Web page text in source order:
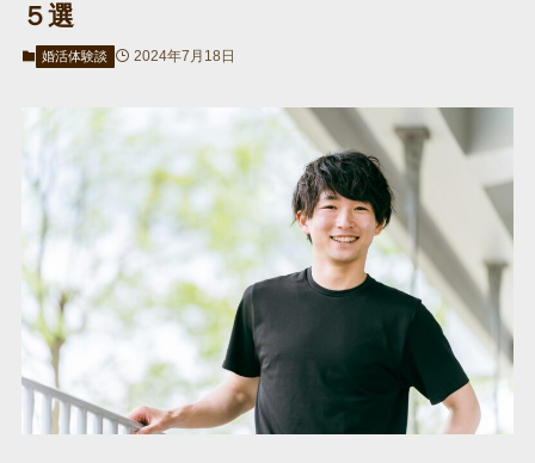
５選
婚活体験談 2024年7月18日